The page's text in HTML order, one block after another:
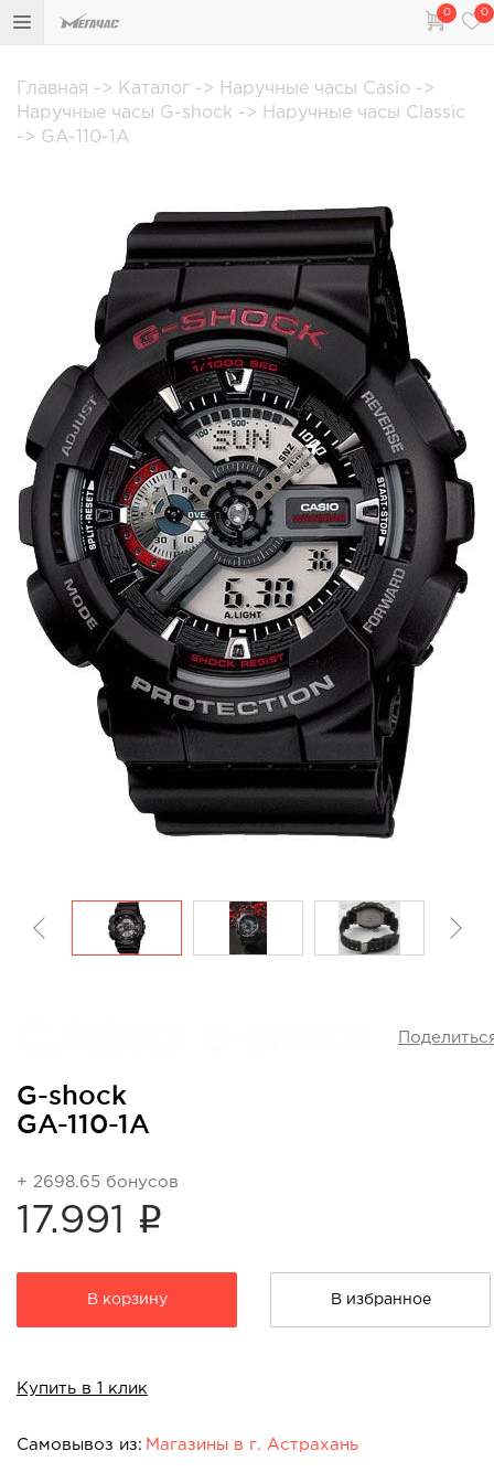
0 0
Главная -> Каталог -> Наручные часы Casio ->
Наручные часы G-shock -> Наручные часы Classic
-> GA-110-1A
G-shock
GA-110-1A
+ 2698.65 бонусов
17.991 i
В корзину В избранное
Купить в 1 клик
Самовывоз из: Магазины в г. Астрахань